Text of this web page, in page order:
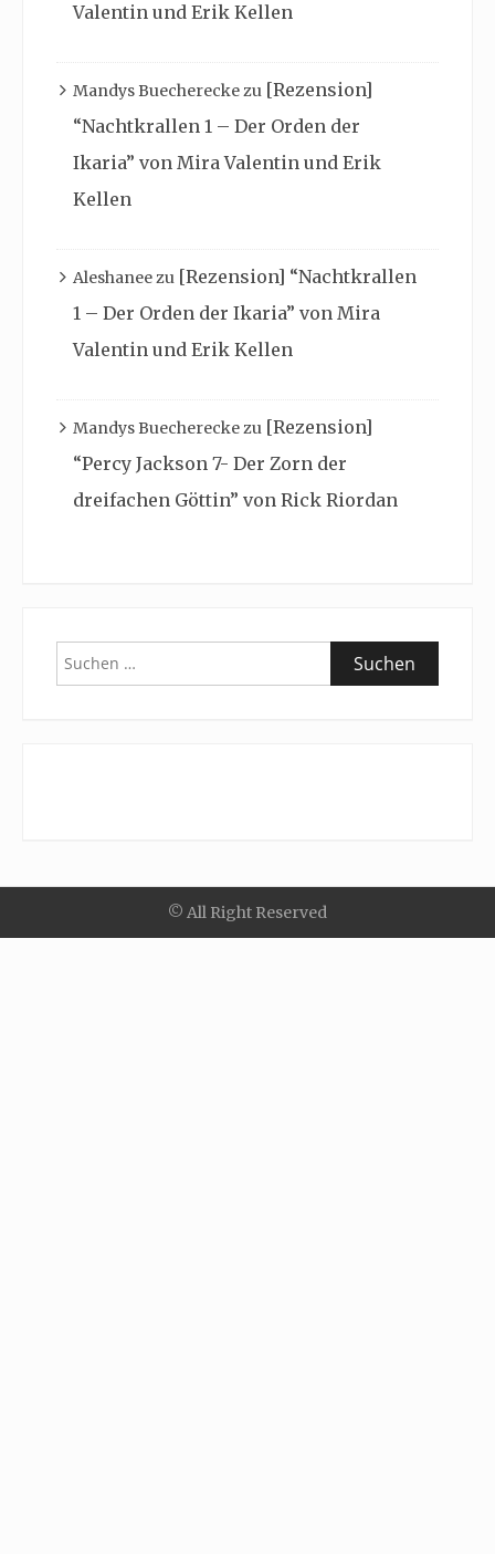
Valentin und Erik Kellen
Mandys Buechereckezu [Rezension]
“Nachtkrallen 1 – Der Orden der
Ikaria” von Mira Valentin und Erik
Kellen
Aleshaneezu [Rezension] “Nachtkrallen
1 – Der Orden der Ikaria” von Mira
Valentin und Erik Kellen
Mandys Buechereckezu [Rezension]
“Percy Jackson 7- Der Zorn der
dreifachen Göttin” von Rick Riordan
Suchen
nach:
© All Right Reserved